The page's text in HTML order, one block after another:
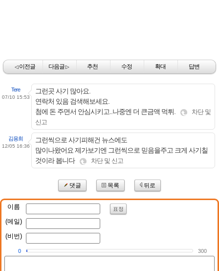
◁이전글 다음글▷ 추천 수정 확대 답변
Tere
07/10 15:53
그런곳 사기 많아요.
연락처 있음 검색해보세요.
첨에 돈 주면서 안심시키고..나중엔 더 큰금액 먹튀.
차단 및
신고
김용희
12/05 16:36
그런씩으로 사기피해건 뉴스에도
많이나왔어요 제가보기엔 그런씩으로 믿음을주고 크게 사기칠
것이라 봅니다
차단 및 신고
댓글 목록 뒤로
이름 표정
(메일)
(비번)
0 300